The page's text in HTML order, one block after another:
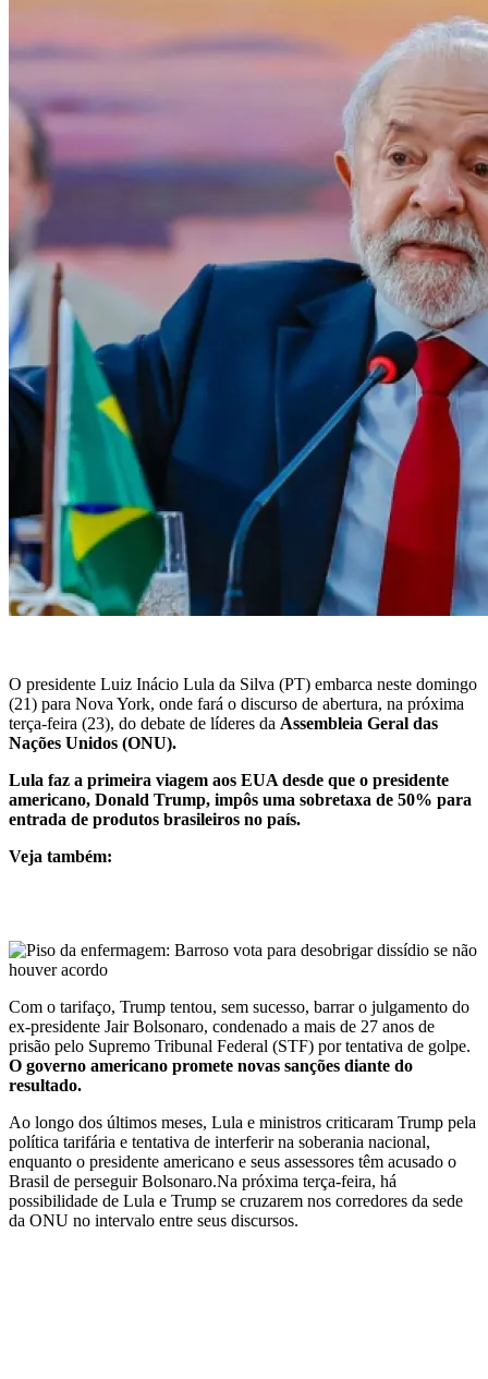
O presidente Luiz Inácio Lula da Silva (PT) embarca neste domingo
(21) para Nova York, onde fará o discurso de abertura, na próxima
terça-feira (23), do debate de líderes da Assembleia Geral das
Nações Unidos (ONU).
Lula faz a primeira viagem aos EUA desde que o presidente
americano, Donald Trump, impôs uma sobretaxa de 50% para
entrada de produtos brasileiros no país.
Veja também:
Com o tarifaço, Trump tentou, sem sucesso, barrar o julgamento do
ex-presidente Jair Bolsonaro, condenado a mais de 27 anos de
prisão pelo Supremo Tribunal Federal (STF) por tentativa de golpe.
O governo americano promete novas sanções diante do
resultado.
Ao longo dos últimos meses, Lula e ministros criticaram Trump pela
política tarifária e tentativa de interferir na soberania nacional,
enquanto o presidente americano e seus assessores têm acusado o
Brasil de perseguir Bolsonaro.Na próxima terça-feira, há
possibilidade de Lula e Trump se cruzarem nos corredores da sede
da ONU no intervalo entre seus discursos.